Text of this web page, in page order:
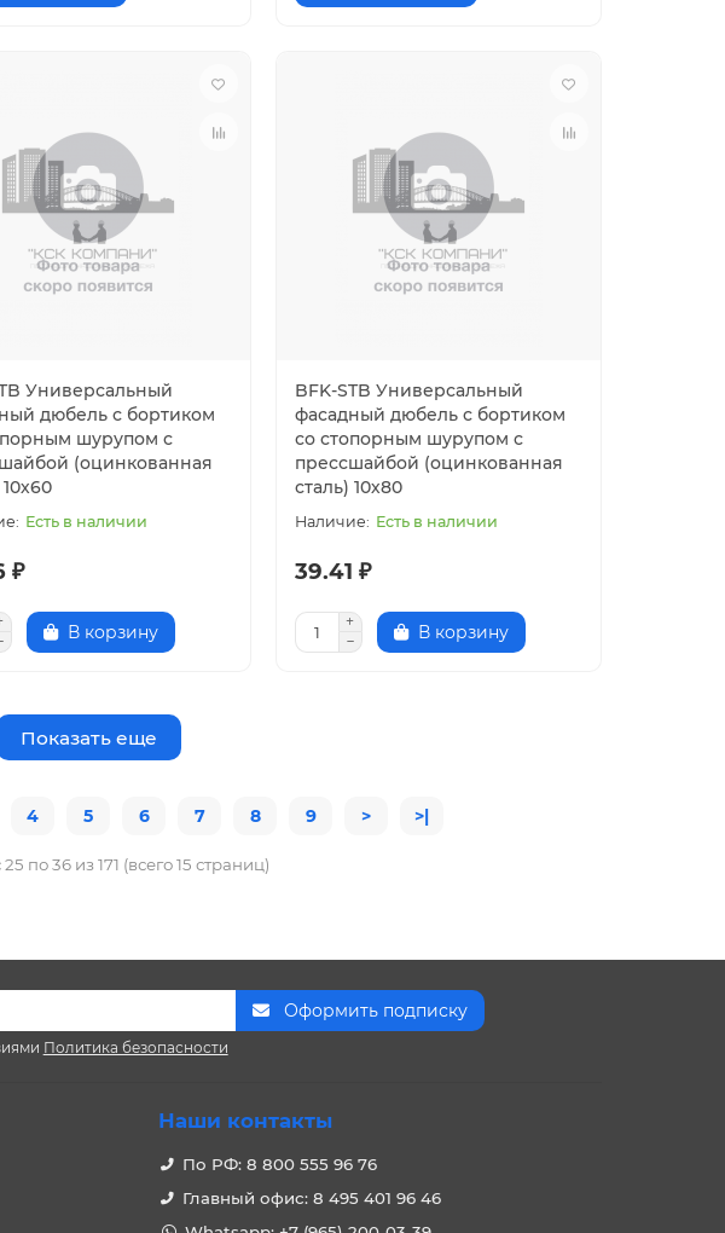
Универсальный
дюбель с бортиком
шурупом с
(оцинкованная
Есть в наличии
₽
В корзину
BFK-STB Универсальный
фасадный дюбель с бортиком
со стопорным шурупом с
прессшайбой (оцинкованная
сталь) 10х80
Есть в наличии
39.41 ₽
В корзину
Показать еще
4 5 6 7 8 9 > >|
по 36 из 171 (всего 15 страниц)
Оформить подписку
Политика безопасности
Наши контакты
По РФ: 8 800 555 96 76
Главный офис: 8 495 401 96 46